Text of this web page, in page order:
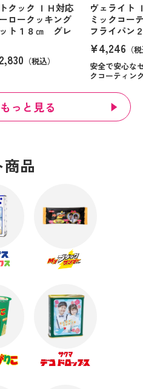
クック ＩＨ対応
ロークッキング
ト１８㎝ グレ
（税込）
ヴェライト
ミックコー
フライパン
¥4,246 （
安全で安心な
クコーティン
っと見る
品